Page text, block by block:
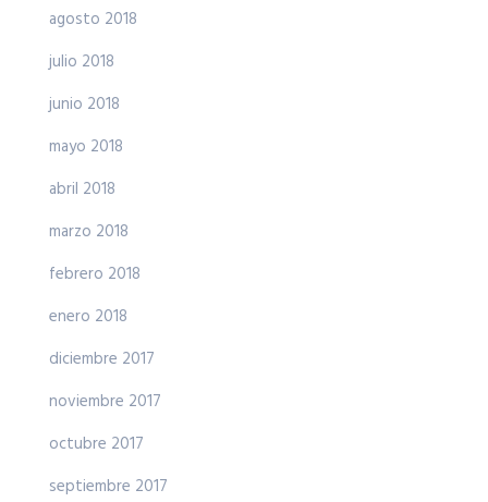
agosto 2018
julio 2018
junio 2018
mayo 2018
abril 2018
marzo 2018
febrero 2018
enero 2018
diciembre 2017
noviembre 2017
octubre 2017
septiembre 2017